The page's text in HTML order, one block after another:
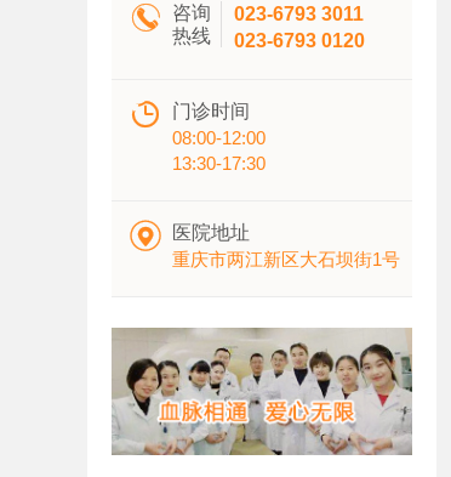

咨询
热线
023-6793 3011
023-6793 0120

门诊时间
08:00-12:00
13:30-17:30

医院地址
重庆市两江新区大石坝街1号